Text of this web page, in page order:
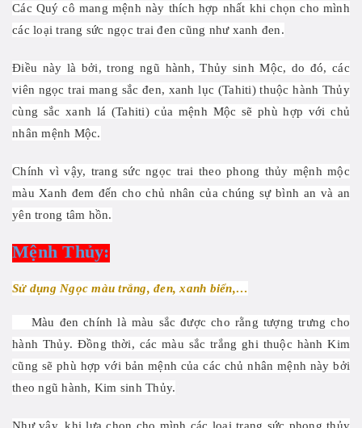
Các Quý cô mang mệnh này thích hợp nhất khi chọn cho mình
các loại trang sức ngọc trai đen cũng như xanh đen.
Điều này là bởi, trong ngũ hành, Thủy sinh Mộc, do đó, các
viên ngọc trai mang sắc đen, xanh lục (Tahiti) thuộc hành Thủy
cùng sắc xanh lá (Tahiti) của mệnh Mộc sẽ phù hợp với chủ
nhân mệnh Mộc.
Chính vì vậy, trang sức ngọc trai theo phong thủy mệnh mộc
màu Xanh đem đến cho chủ nhân của chúng sự bình an và an
yên trong tâm hồn.
Mệnh Thủy:
Sử dụng Ngọc màu trắng, đen, xanh biển,…
Màu đen chính là màu sắc được cho rằng tượng trưng cho
hành Thủy. Đồng thời, các màu sắc trắng ghi thuộc hành Kim
cũng sẽ phù hợp với bản mệnh của các chủ nhân mệnh này bởi
theo ngũ hành, Kim sinh Thủy.
Như vậy, khi lựa chọn cho mình các loại trang sức phong thủy